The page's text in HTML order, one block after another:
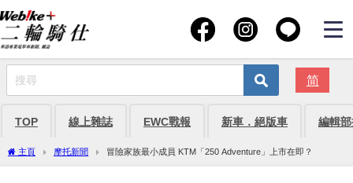
简
TOP 線上雜誌 EWC戰報 新車．絕版車 編輯
主頁 摩托新聞 冒險家族最小成員 KTM「250 Adventure」上市在即？